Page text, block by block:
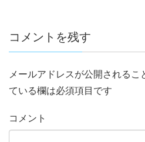
コメントを残す
メールアドレスが公開されるこ
ている欄は必須項目です
コメント